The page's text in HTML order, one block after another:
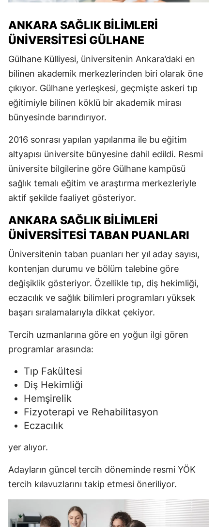
ANKARA SAĞLIK BILIMLERI
ÜNIVERSITESI GÜLHANE
Gülhane Külliyesi, üniversitenin Ankara’daki en
bilinen akademik merkezlerinden biri olarak öne
çıkıyor. Gülhane yerleşkesi, geçmişte askeri tıp
eğitimiyle bilinen köklü bir akademik mirası
bünyesinde barındırıyor.
2016 sonrası yapılan yapılanma ile bu eğitim
altyapısı üniversite bünyesine dahil edildi. Resmi
üniversite bilgilerine göre Gülhane kampüsü
sağlık temalı eğitim ve araştırma merkezleriyle
aktif şekilde faaliyet gösteriyor.
ANKARA SAĞLIK BILIMLERI
ÜNIVERSITESI TABAN PUANLARI
Üniversitenin taban puanları her yıl aday sayısı,
kontenjan durumu ve bölüm talebine göre
değişiklik gösteriyor. Özellikle tıp, diş hekimliği,
eczacılık ve sağlık bilimleri programları yüksek
başarı sıralamalarıyla dikkat çekiyor.
Tercih uzmanlarına göre en yoğun ilgi gören
programlar arasında:
Tıp Fakültesi
Diş Hekimliği
Hemşirelik
Fizyoterapi ve Rehabilitasyon
Eczacılık
yer alıyor.
Adayların güncel tercih döneminde resmi YÖK
tercih kılavuzlarını takip etmesi öneriliyor.